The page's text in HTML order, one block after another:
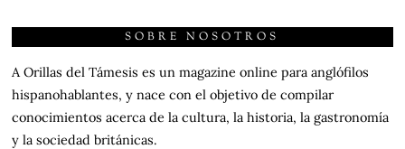
SOBRE NOSOTROS
A Orillas del Támesis es un magazine online para anglófilos
hispanohablantes, y nace con el objetivo de compilar
conocimientos acerca de la cultura, la historia, la gastronomía
y la sociedad británicas.